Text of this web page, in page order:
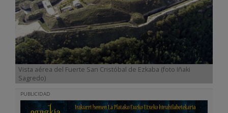
Vista aérea del Fuerte San Cristóbal de Ezkaba (foto Iñaki
Sagredo)
PUBLICIDAD